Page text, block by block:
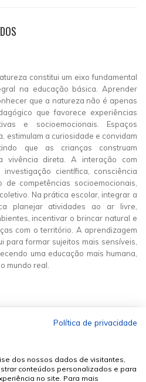
constitui um eixo fundamental
na educação básica. Aprender
que a natureza não é apenas
que favorece experiências
e socioemocionais. Espaços
estimulam a curiosidade e convidam
que as crianças construam
vivência direta. A interação com
científica, consciência
de competências socioemocionais,
Na prática escolar, integrar a
planejar atividades ao ar livre,
incentivar o brincar natural e
com o território. A aprendizagem
para formar sujeitos mais sensíveis,
uma educação mais humana,
mundo real.
Política de privacidade
dos nossos dados de visitantes,
conteúdos personalizados e para
no site. Para mais